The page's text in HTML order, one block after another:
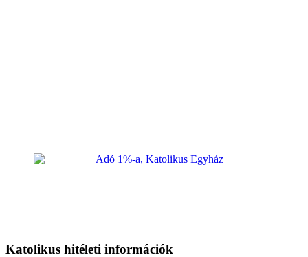
Katolikus hitéleti információk